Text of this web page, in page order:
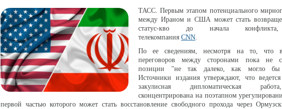
ТАСС. Первым этапом потенциального
между Ираном и США может стать
статус-кво до начала
телекомпания CNN.
По ее сведениям, несмотря на то, что
переговоров между сторонами пока не
позиции "не так далеко, как могло бы
Источники издания утверждают, что
закулисная дипломатическая
сконцентрирована на поэтапном
первой частью которого может стать восстановление свободного прохода через